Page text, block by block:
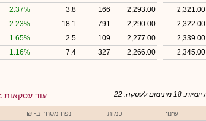
2,321.00
2,322.00
2,339.00
2,345.00
2,293.00
166
3.8
2.37%
2,290.00
791
18.1
2.23%
2,277.00
109
2.5
1.65%
2,266.00
327
7.4
1.16%
עוד עסקאות 18 מינימום לעסקה: 22
שינוי כמות נפח מסחר ב- ₪